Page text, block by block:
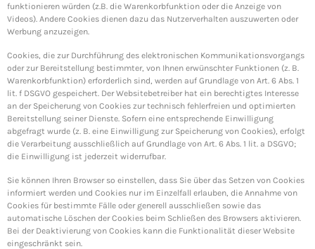
funktionieren würden (z.B. die Warenkorbfunktion oder die Anzeige von
Videos). Andere Cookies dienen dazu das Nutzerverhalten auszuwerten oder
Werbung anzuzeigen.
Cookies, die zur Durchführung des elektronischen Kommunikationsvorgangs
oder zur Bereitstellung bestimmter, von Ihnen erwünschter Funktionen (z. B.
Warenkorbfunktion) erforderlich sind, werden auf Grundlage von Art. 6 Abs. 1
lit. f DSGVO gespeichert. Der Websitebetreiber hat ein berechtigtes Interesse
an der Speicherung von Cookies zur technisch fehlerfreien und optimierten
Bereitstellung seiner Dienste. Sofern eine entsprechende Einwilligung
abgefragt wurde (z. B. eine Einwilligung zur Speicherung von Cookies), erfolgt
die Verarbeitung ausschließlich auf Grundlage von Art. 6 Abs. 1 lit. a DSGVO;
die Einwilligung ist jederzeit widerrufbar.
Sie können Ihren Browser so einstellen, dass Sie über das Setzen von Cookies
informiert werden und Cookies nur im Einzelfall erlauben, die Annahme von
Cookies für bestimmte Fälle oder generell ausschließen sowie das
automatische Löschen der Cookies beim Schließen des Browsers aktivieren.
Bei der Deaktivierung von Cookies kann die Funktionalität dieser Website
eingeschränkt sein.